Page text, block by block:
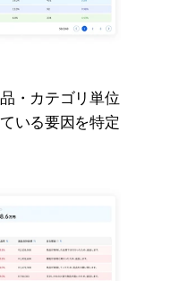
・カテゴリ単位
いる要因を特定